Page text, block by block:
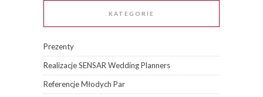
KATEGORIE
Prezenty
Realizacje SENSAR Wedding Planners
Referencje Młodych Par